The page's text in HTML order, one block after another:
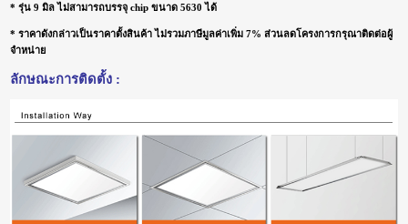
* รุ่น 9 มิล ไม่สามารถบรรจุ chip ขนาด 5630 ได้
* ราคาดังกล่าวเป็นราคาตั้งสินค้า ไม่รวมภาษีมูลค่าเพิ่ม 7% ส่วนลดโครงการกรุณาติดต่อผู้
จำหน่าย
ลักษณะการติดตั้ง :